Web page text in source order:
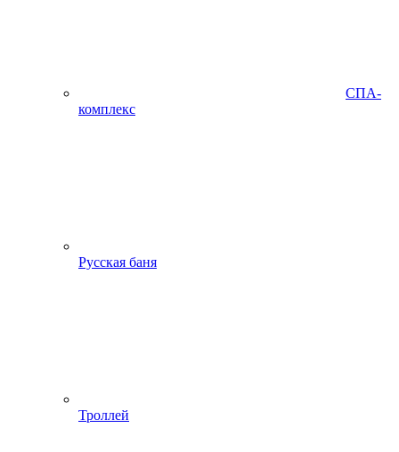
СПА-
комплекс
Русская баня
Троллей